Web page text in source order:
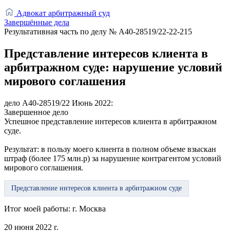
Адвокат арбитражный суд
Завершённые дела
Результативная часть по делу № А40-28519/22-22-215
Представление интересов клиента в
арбитражном суде: нарушение условий
мирового соглашения
дело А40-28519/22 Июнь 2022:
Завершенное дело
Успешное представление интересов клиента в арбитражном
суде.
Результат: в пользу моего клиента в полном объеме взыскан
штраф (более 175 млн.р) за нарушение контрагентом условий
мирового соглашения.
Представление интересов клиента в арбитражном суде
Итог моей работы: г. Москва
20 июня 2022 г.